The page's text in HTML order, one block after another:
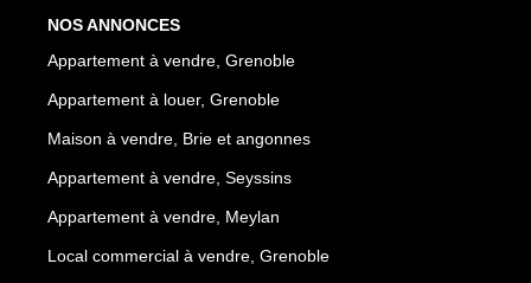
NOS ANNONCES
Appartement à vendre, Grenoble
Appartement à louer, Grenoble
Maison à vendre, Brie et angonnes
Appartement à vendre, Seyssins
Appartement à vendre, Meylan
Local commercial à vendre, Grenoble